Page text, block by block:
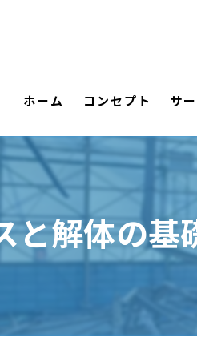
ホーム コンセプト サ
と解体の